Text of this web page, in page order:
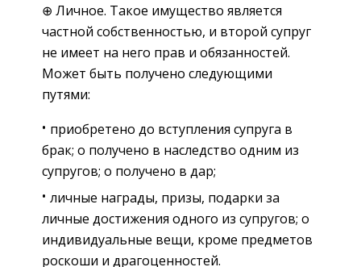
⊕ Личное. Такое имущество является
частной собственностью, и второй супруг
не имеет на него прав и обязанностей.
Может быть получено следующими
путями:
приобретено до вступления супруга в
брак; о получено в наследство одним из
супругов; о получено в дар;
личные награды, призы, подарки за
личные достижения одного из супругов; о
индивидуальные вещи, кроме предметов
роскоши и драгоценностей.